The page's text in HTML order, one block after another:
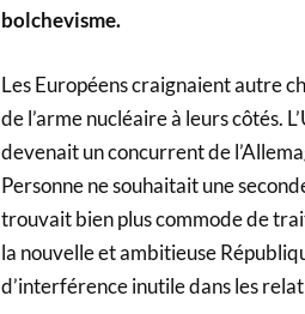
bolchevisme.
Les Européens craignaient autre
de l’arme nucléaire à leurs côtés.
devenait un concurrent de
Personne ne souhaitait une
trouvait bien plus commode de
la nouvelle et ambitieuse
d’interférence inutile dans les